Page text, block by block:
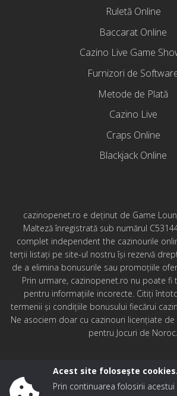
Ruletă Online
Baccarat Online
Cazino Live Game
Furnizori de
Metode de Plată
Cazino Live
Craps Online
Blackjack Online
cazinopenet.ro e deținut de Game
Malteză înregistrată sub numărul
complet independent the cazinourile
terții listați pe site-ul nostru își rezervă
de a elimina bonusurile sau promoțiile
Prin urmare, cazinopenet.ro nu poate fi
pentru informațiile incorecte. Citiți
termenii și condițiile bonusului fiecărui
Ne asociem doar cu cazinouri licențiate
pentru Jocuri de Noroc.
Acest site folosește cookies.
Prin continuarea folosirii